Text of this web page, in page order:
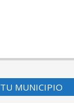
TU MUNICIPIO